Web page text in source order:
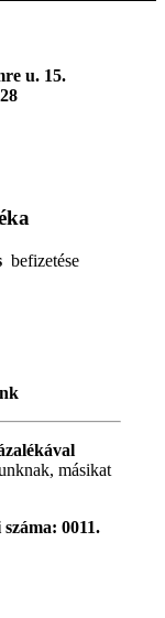
u. 15.
befizetése
másikat
0011.